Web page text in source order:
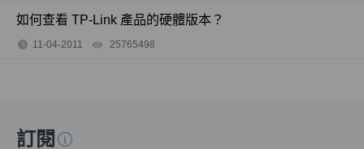
如何查看 TP-Link 產品的硬體版本？
11-04-2011 25765498
訂閱